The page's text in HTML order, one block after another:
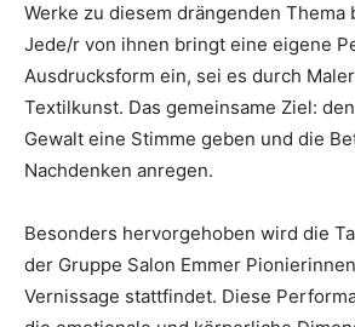
Werke zu diesem drängenden Thema
Jede/r von ihnen bringt eine eigene
Ausdrucksform ein, sei es durch
Textilkunst. Das gemeinsame Ziel:
Gewalt eine Stimme geben und die
Nachdenken anregen.
Besonders hervorgehoben wird die
der Gruppe Salon Emmer
Vernissage stattfindet. Diese